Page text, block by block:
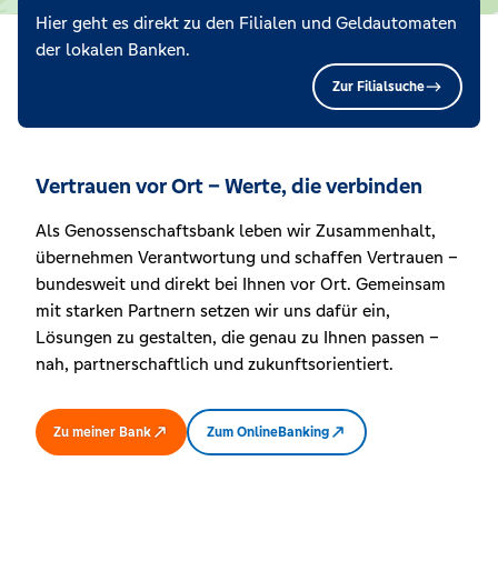
Hier geht es direkt zu den Filialen und Geldautomaten
der lokalen Banken.
Zur Filialsuche
Vertrauen vor Ort – Werte, die verbinden
Als Genossenschaftsbank leben wir Zusammenhalt,
übernehmen Verantwortung und schaffen Vertrauen –
bundesweit und direkt bei Ihnen vor Ort. Gemeinsam
mit starken Partnern setzen wir uns dafür ein,
Lösungen zu gestalten, die genau zu Ihnen passen –
nah, partnerschaftlich und zukunftsorientiert.
Zu meiner Bank Zum OnlineBanking